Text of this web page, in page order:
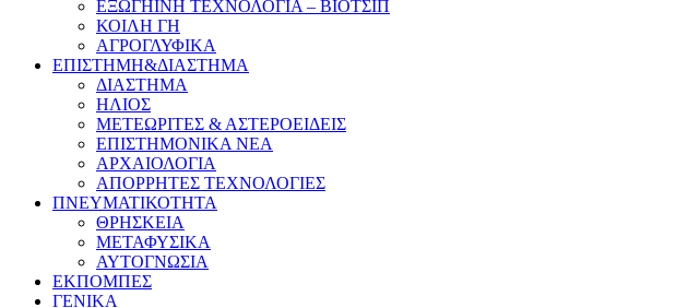
ΕΞΩΓΗΙΝΗ ΤΕΧΝΟΛΟΓΙΑ – ΒΙΟΤΣΙΠ
ΚΟΙΛΗ ΓΗ
ΑΓΡΟΓΛΥΦΙΚΑ
ΕΠΙΣΤΗΜΗ&ΔΙΑΣΤΗΜΑ
ΔΙΑΣΤΗΜΑ
ΗΛΙΟΣ
ΜΕΤΕΩΡΙΤΕΣ & ΑΣΤΕΡΟΕΙΔΕΙΣ
ΕΠΙΣΤΗΜΟΝΙΚΑ ΝΕΑ
ΑΡΧΑΙΟΛΟΓΙΑ
ΑΠΟΡΡΗΤΕΣ ΤΕΧΝΟΛΟΓΙΕΣ
ΠΝΕΥΜΑΤΙΚΟΤΗΤΑ
ΘΡΗΣΚΕΙΑ
ΜΕΤΑΦΥΣΙΚΑ
ΑΥΤΟΓΝΩΣΙΑ
ΕΚΠΟΜΠΕΣ
ΓΕΝΙΚΑ